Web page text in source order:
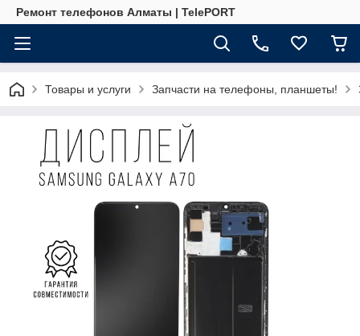
Ремонт телефонов Алматы | TelePORT
Товары и услуги Запчасти на телефоны, планшеты!